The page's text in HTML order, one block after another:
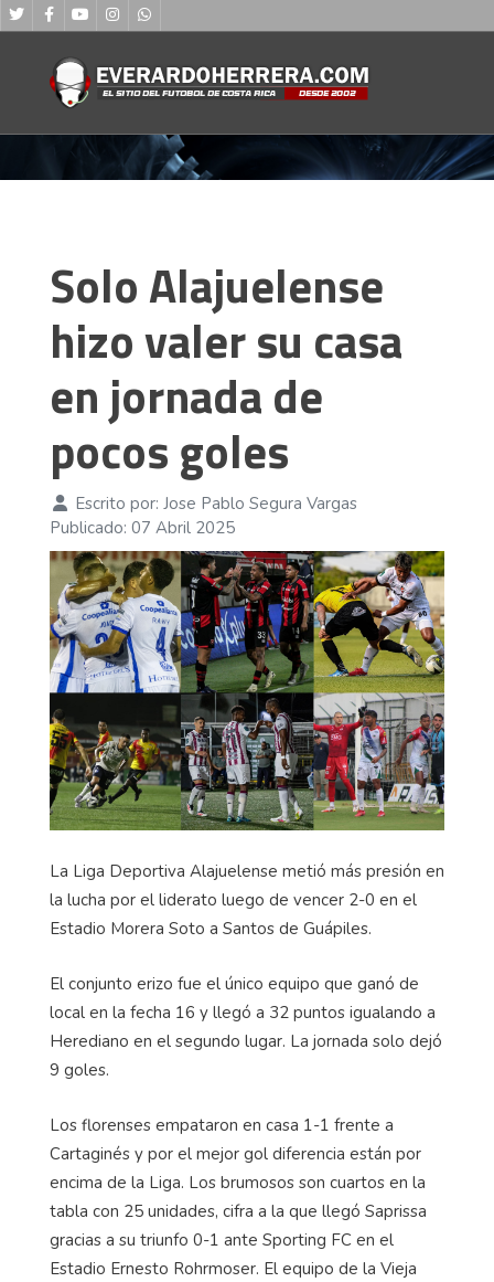
Solo Alajuelense
hizo valer su casa
en jornada de
pocos goles
Escrito por: Jose Pablo Segura Vargas
Publicado: 07 Abril 2025
La Liga Deportiva Alajuelense metió más presión en
la lucha por el liderato luego de vencer 2-0 en el
Estadio Morera Soto a Santos de Guápiles.
El conjunto erizo fue el único equipo que ganó de
local en la fecha 16 y llegó a 32 puntos igualando a
Herediano en el segundo lugar. La jornada solo dejó
9 goles.
Los florenses empataron en casa 1-1 frente a
Cartaginés y por el mejor gol diferencia están por
encima de la Liga. Los brumosos son cuartos en la
tabla con 25 unidades, cifra a la que llegó Saprissa
gracias a su triunfo 0-1 ante Sporting FC en el
Estadio Ernesto Rohrmoser. El equipo de la Vieja